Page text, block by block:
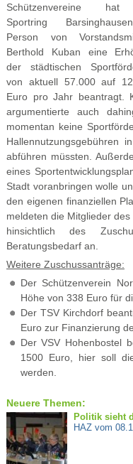
Schützenvereine
Sportring
Person von
Berthold Kuban eine
der städtischen
von aktuell 57.000 auf
Euro pro Jahr beantragt.
argumentierte auch
momentan keine
Hallennutzungsgebühren
abführen müssten.
eines
Stadt voranbringen wolle
den eigenen finanziellen
meldeten die Mitglieder
hinsichtlich des
Beratungsbedarf an.
Weitere Zuschussanträge:
Der Schützenverein
Höhe von 338 Euro für
Der TSV Kirchdorf
Euro zur Finanzierung
Der VSV Hohenbostel
1500 Euro, hier soll
werden.
Neuere Themen:
Politik sieht
HAZ vom